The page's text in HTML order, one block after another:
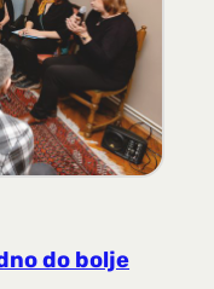
do bolje